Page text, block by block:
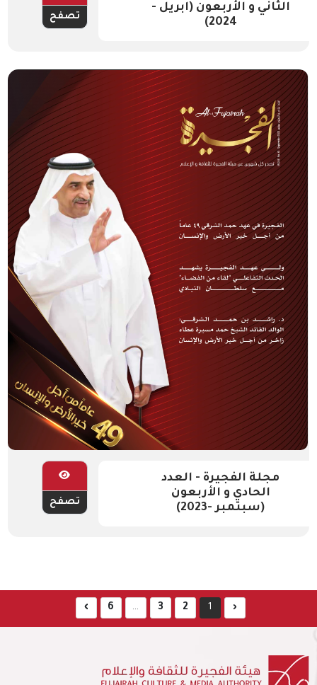
الثاني و الأربعون (ابريل -
2024)
تصفح
مجلة الفجيرة - العدد
الحادي و الأربعون
(سبتمبر -2023)
تصفح
‹
1
2
3
...
6
›